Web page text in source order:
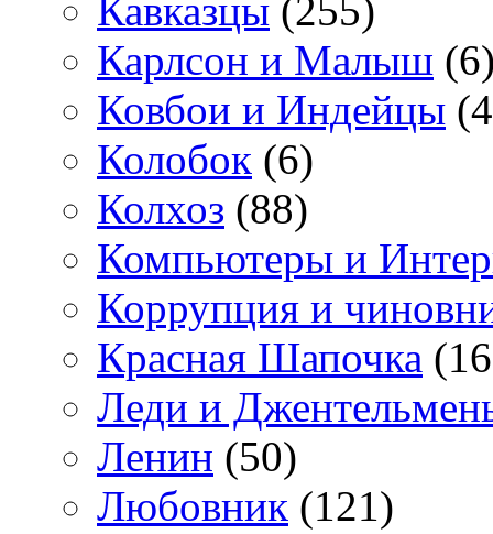
Кавказцы (255)
Карлсон и Малыш
Ковбои и Индейцы
Колобок (6)
Колхоз (88)
Компьютеры и
Коррупция и
Красная Шапочка
Леди и
Ленин (50)
Любовник (121)